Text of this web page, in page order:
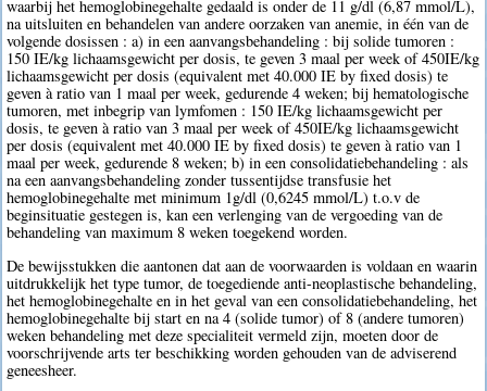
waarbij het hemoglobinegehalte gedaald is onder de 11 g/dl (6,87 mmol/L),
na uitsluiten en behandelen van andere oorzaken van anemie, in één van de
volgende dosissen : a) in een aanvangsbehandeling : bij solide tumoren :
150 IE/kg lichaamsgewicht per dosis, te geven 3 maal per week of 450IE/kg
lichaamsgewicht per dosis (equivalent met 40.000 IE by fixed dosis) te
geven à ratio van 1 maal per week, gedurende 4 weken; bij hematologische
tumoren, met inbegrip van lymfomen : 150 IE/kg lichaamsgewicht per
dosis, te geven à ratio van 3 maal per week of 450IE/kg lichaamsgewicht
per dosis (equivalent met 40.000 IE by fixed dosis) te geven à ratio van 1
maal per week, gedurende 8 weken; b) in een consolidatiebehandeling : als
na een aanvangsbehandeling zonder tussentijdse transfusie het
hemoglobinegehalte met minimum 1g/dl (0,6245 mmol/L) t.o.v de
beginsituatie gestegen is, kan een verlenging van de vergoeding van de
behandeling van maximum 8 weken toegekend worden.
De bewijsstukken die aantonen dat aan de voorwaarden is voldaan en waarin
uitdrukkelijk het type tumor, de toegediende anti-neoplastische behandeling,
het hemoglobinegehalte en in het geval van een consolidatiebehandeling, het
hemoglobinegehalte bij start en na 4 (solide tumor) of 8 (andere tumoren)
weken behandeling met deze specialiteit vermeld zijn, moeten door de
voorschrijvende arts ter beschikking worden gehouden van de adviserend
geneesheer.